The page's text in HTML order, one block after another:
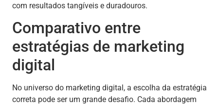
com resultados tangíveis e duradouros.
Comparativo entre
estratégias de marketing
digital
No universo do marketing digital, a escolha da estratégia
correta pode ser um grande desafio. Cada abordagem